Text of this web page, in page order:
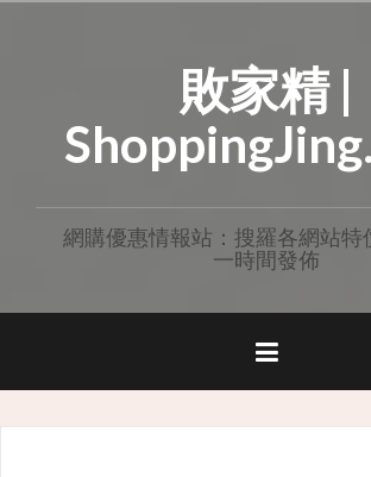
敗家精 |
網購優惠情報站：搜羅各網站特
一時間發佈